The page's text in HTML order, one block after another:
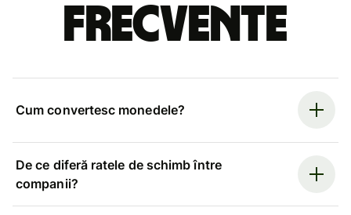
frecvente
Cum convertesc monedele?
De ce diferă ratele de schimb între
companii?